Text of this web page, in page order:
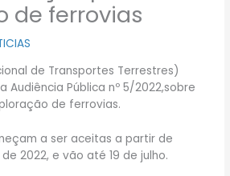
de ferrovias
de Transportes Terrestres)
Audiência Pública nº 5/2022,sobre
de ferrovias.
a ser aceitas a partir de
2022, e vão até 19 de julho.